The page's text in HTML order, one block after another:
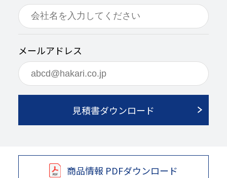
メールアドレス
見積書ダウンロード
商品情報 PDFダウンロード